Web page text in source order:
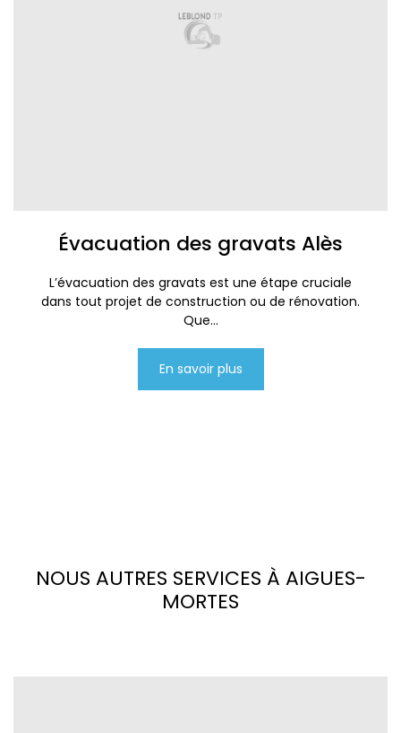
Évacuation des gravats Alès
L’évacuation des gravats est une étape cruciale
dans tout projet de construction ou de rénovation.
Que...
En savoir plus
NOUS AUTRES SERVICES À AIGUES-
MORTES